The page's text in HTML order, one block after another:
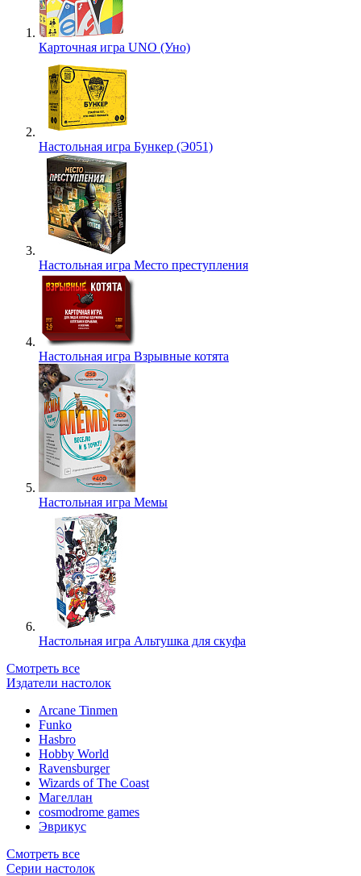
Карточная игра UNO (Уно)
Настольная игра Бункер (Э051)
Настольная игра Место преступления
Настольная игра Взрывные котята
Настольная игра Мемы
Настольная игра Альтушка для скуфа
Смотреть все
Издатели настолок
Arcane Tinmen
Funko
Hasbro
Hobby World
Ravensburger
Wizards of The Coast
Магеллан
сosmodrome games
Эврикус
Смотреть все
Серии настолок